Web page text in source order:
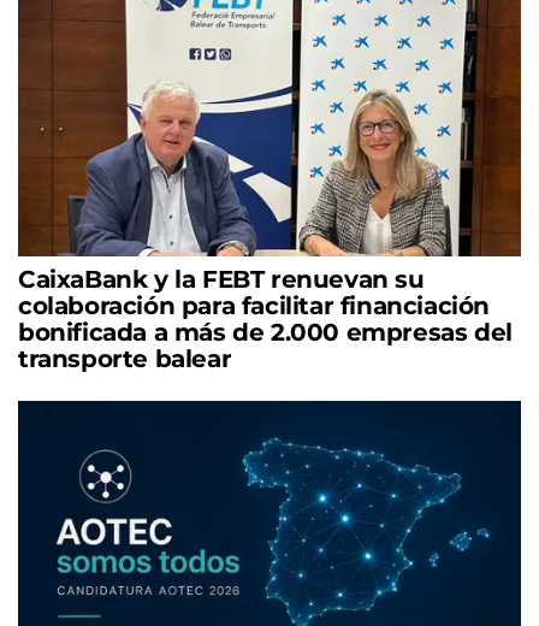
CaixaBank y la FEBT renuevan su
colaboración para facilitar financiación
bonificada a más de 2.000 empresas del
transporte balear